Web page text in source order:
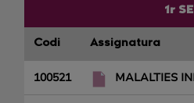
1r
Codi Assignatura
100521 MALALTIES